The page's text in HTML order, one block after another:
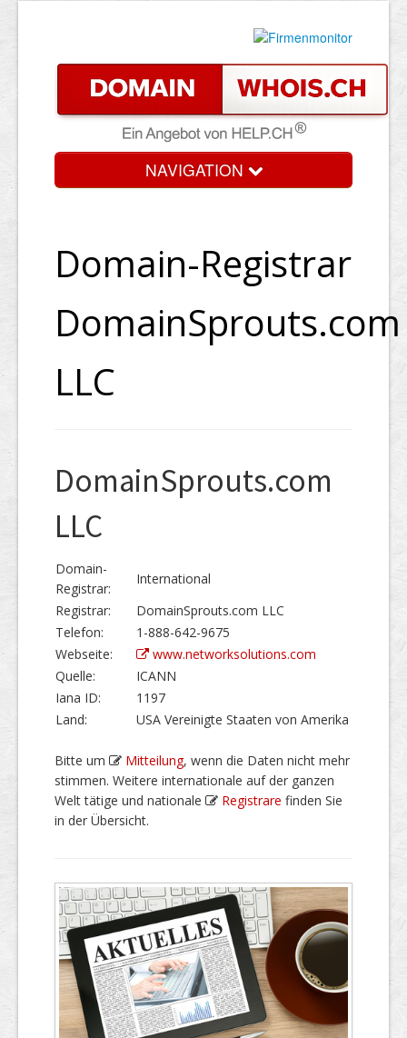
NAVIGATION
Domain-Registrar
DomainSprouts.com
LLC
DomainSprouts.com
LLC
Domain-
Registrar:
International
Registrar:
DomainSprouts.com LLC
Telefon:
1-888-642-9675
Webseite:
www.networksolutions.com
Quelle:
ICANN
Iana ID:
1197
Land:
USA Vereinigte Staaten von Amerika
Bitte um Mitteilung, wenn die Daten nicht mehr
stimmen. Weitere internationale auf der ganzen
Welt tätige und nationale
Registrare finden Sie
in der Übersicht.